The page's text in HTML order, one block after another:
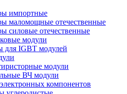
импортные
маломощные отечественные
силовые отечественные
модули
для IGBT модулей
модули
ВЧ модули
компонентов